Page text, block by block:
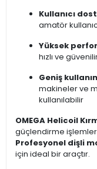
Kullanıcı
amatör
Yüksek
hızlı ve
Geniş
makineler ve
kullanılabilir
OMEGA Helicoil
güçlendirme
Profesyonel dişli
için ideal bir araçtır.